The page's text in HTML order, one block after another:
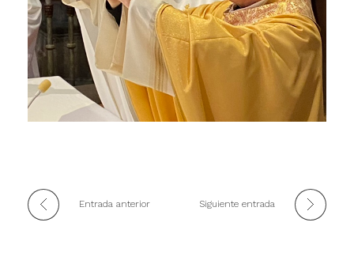
Entrada anterior Siguiente entrada